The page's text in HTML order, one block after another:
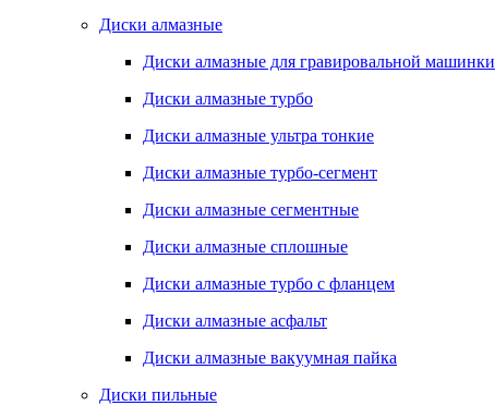
Диски алмазные
Диски алмазные для гравировальной машинки
Диски алмазные турбо
Диски алмазные ультра тонкие
Диски алмазные турбо-сегмент
Диски алмазные сегментные
Диски алмазные сплошные
Диски алмазные турбо с фланцем
Диски алмазные асфальт
Диски алмазные вакуумная пайка
Диски пильные